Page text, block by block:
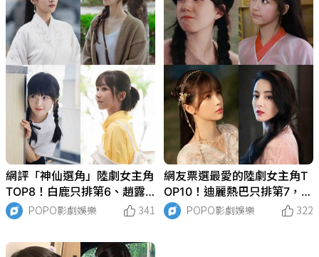
網評「神仙選角」陸劇女主角
TOP8！白鹿只排第6、趙露
思第二，冠軍全網大讚超越原
著神還原！
POPO影劇娛樂 341
網友票選最愛的陸劇女主角T
OP10！迪麗熱巴只排第7，趙
露思第二，冠軍實力流量兼具
全網好評！
POPO影劇娛樂 322